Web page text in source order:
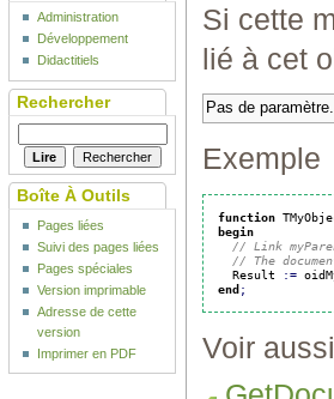
Si cette
lié à cet
Pas de paramètre.
Exemple
function
begin
// Link
// The
  Result
:=
end ;
Voir aussi
Administration
Développement
Didactitiels
Rechercher
Boîte À Outils
Pages liées
Suivi des pages liées
Pages spéciales
Version imprimable
Adresse de cette
version
Imprimer en PDF